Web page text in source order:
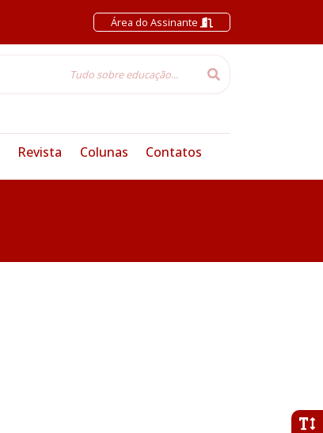
Área do Assinante
Revista Colunas Contatos